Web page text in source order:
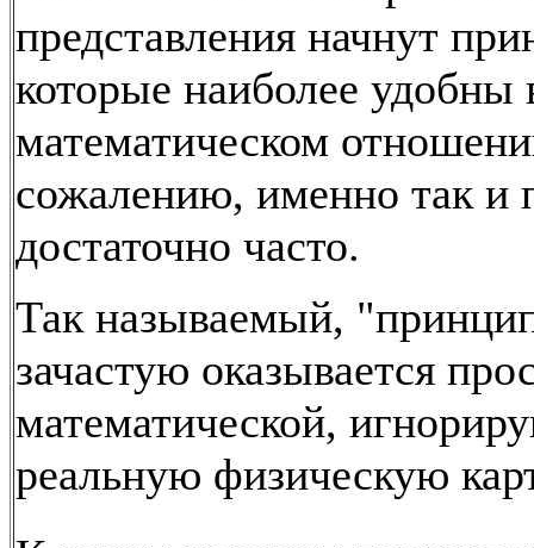
представления начнут
которые наиболее удобны
математическом
сожалению, именно так и
достаточно часто.
Так называемый,
зачастую оказывается
математической,
реальную физическую